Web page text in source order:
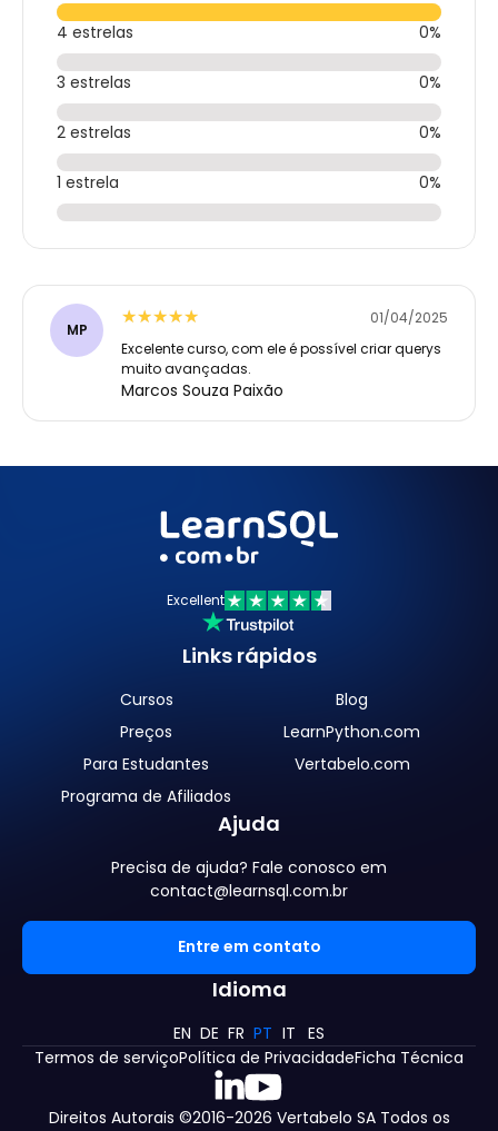
4 estrelas 0%
3 estrelas 0%
2 estrelas 0%
1 estrela 0%
MP
★★★★★
★★★★★
01/04/2025
Excelente curso, com ele é possível criar querys
muito avançadas.
Marcos Souza Paixão
Excellent
Links rápidos
Cursos
Preços
Para Estudantes
Programa de Afiliados
Blog
LearnPython.com
Vertabelo.com
Ajuda
Precisa de ajuda? Fale conosco em
contact@learnsql.com.br
Entre em contato
Idioma
EN DE FR PT IT ES
Termos de serviçoPolítica de PrivacidadeFicha Técnica
Direitos Autorais ©2016-2026 Vertabelo SATodos os